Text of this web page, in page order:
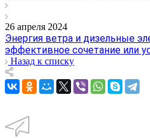
26 апреля 2024
Энергия ветра и дизельные
эффективное сочетание или
Назад к списку